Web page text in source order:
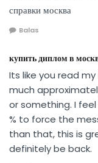
справки москва
Balas
купить диплом в
Its like you read
much
or something. I
% to force the
than that, this is
definitely be back.